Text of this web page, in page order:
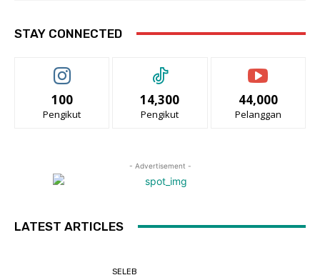
STAY CONNECTED
100
Pengikut
14,300
Pengikut
44,000
Pelanggan
- Advertisement -
LATEST ARTICLES
SELEB